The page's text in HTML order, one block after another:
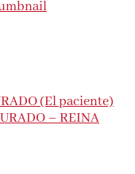
(El paciente)
– REINA